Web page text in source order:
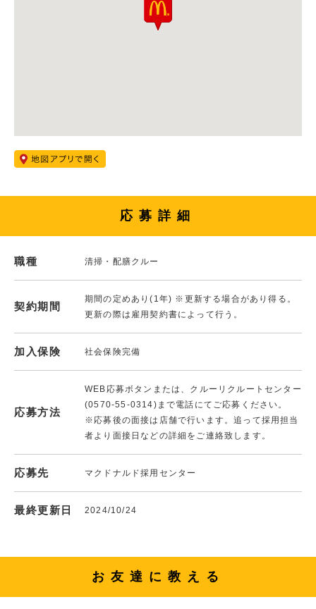
応募詳細
職種 清掃・配膳クルー
契約期間
期間の定めあり(1年) ※更新する場合があり得る。
更新の際は雇用契約書によって行う。
加入保険 社会保険完備
応募方法
WEB応募ボタンまたは、クルーリクルートセンター
(0570-55-0314)まで電話にてご応募ください。
※応募後の面接は店舗で行います。追って採用担当
者より面接日などの詳細をご連絡致します。
応募先 マクドナルド採用センター
最終更新日 2024/10/24
お友達に教える